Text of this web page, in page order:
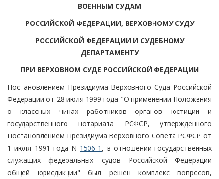
ВОЕННЫМ СУДАМ
РОССИЙСКОЙ ФЕДЕРАЦИИ, ВЕРХОВНОМУ СУДУ
РОССИЙСКОЙ ФЕДЕРАЦИИ И СУДЕБНОМУ
ДЕПАРТАМЕНТУ
ПРИ ВЕРХОВНОМ СУДЕ РОССИЙСКОЙ ФЕДЕРАЦИИ
Постановлением Президиума Верховного Суда Российской
Федерации от 28 июля 1999 года "О применении Положения
о классных чинах работников органов юстиции и
государственного нотариата РСФСР, утвержденного
Постановлением Президиума Верховного Совета РСФСР от
1 июля 1991 года N 1506-1 , в отношении государственных
служащих федеральных судов Российской Федерации
общей юрисдикции" был решен комплекс вопросов,